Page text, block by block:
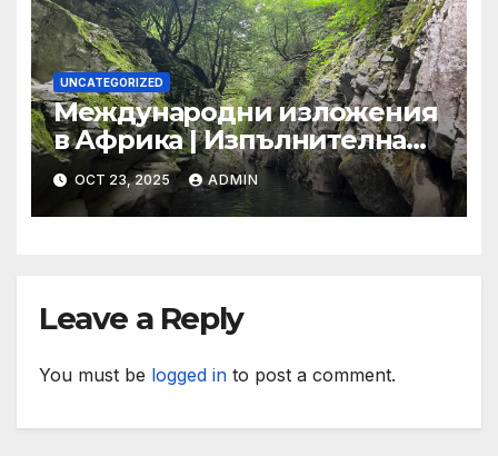
ООН
UNCATEGORIZED
Международни изложения
в Африка | Изпълнителна
агенция за насърчаване на
малките и средните
предприятия
OCT 23, 2025 ADMIN
Leave a Reply
You must be logged in to post a comment.